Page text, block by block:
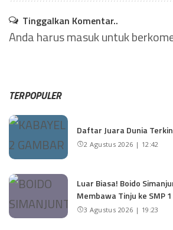
Tinggalkan Komentar..
Anda harusmasukuntuk
TERPOPULER
Daftar Juara Dunia
2 Agustus 2026 | 12:42
Luar Biasa! Boido
Membawa Tinju ke SMP
3 Agustus 2026 | 19:23